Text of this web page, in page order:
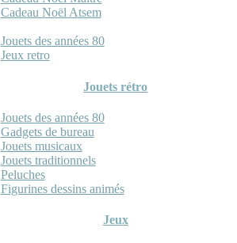
Cadeau Noël Atsem
Jouets des années 80
Jeux retro
Jouets rétro
Jouets des années 80
Gadgets de bureau
Jouets musicaux
Jouets traditionnels
Peluches
Figurines dessins animés
Jeux